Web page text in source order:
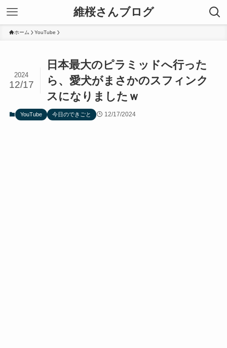
維桜さんブログ
ホーム YouTube
日本最大のピラミッドへ行った
ら、愛犬がまさかのスフィンク
スになりましたｗ
2024
12/17
YouTube 今日のできごと 12/17/2024